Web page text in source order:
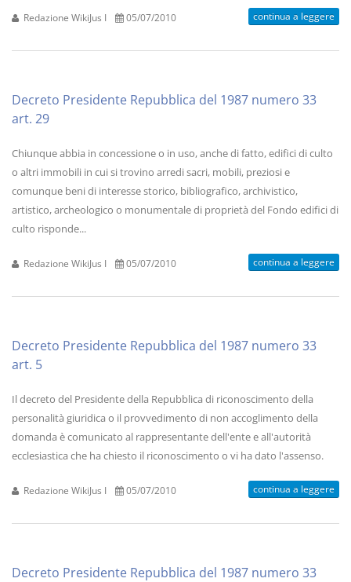
Redazione WikiJus I 05/07/2010 continua a leggere
Decreto Presidente Repubblica del 1987 numero 33
art. 29
Chiunque abbia in concessione o in uso, anche di fatto, edifici di culto
o altri immobili in cui si trovino arredi sacri, mobili, preziosi e
comunque beni di interesse storico, bibliografico, archivistico,
artistico, archeologico o monumentale di proprietà del Fondo edifici di
culto risponde...
Redazione WikiJus I 05/07/2010 continua a leggere
Decreto Presidente Repubblica del 1987 numero 33
art. 5
Il decreto del Presidente della Repubblica di riconoscimento della
personalità giuridica o il provvedimento di non accoglimento della
domanda è comunicato al rappresentante dell'ente e all'autorità
ecclesiastica che ha chiesto il riconoscimento o vi ha dato l'assenso.
Redazione WikiJus I 05/07/2010 continua a leggere
Decreto Presidente Repubblica del 1987 numero 33